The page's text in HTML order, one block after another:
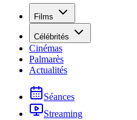
Films
Célébrités
Cinémas
Palmarès
Actualités
Séances
Streaming